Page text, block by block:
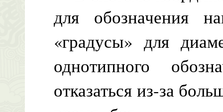
для обозначения
«градусы» для
однотипного
отказаться из-за